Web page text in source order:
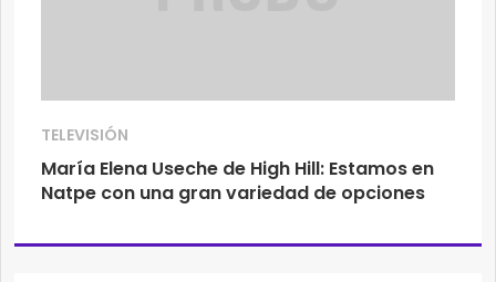
TELEVISIÓN
María Elena Useche de High Hill: Estamos en
Natpe con una gran variedad de opciones